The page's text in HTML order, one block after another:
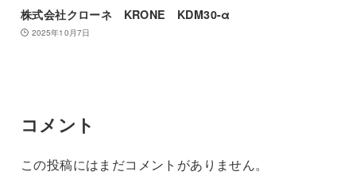
株式会社クローネ KRONE KDM30-α
2025年10月7日
コメント
この投稿にはまだコメントがありません。